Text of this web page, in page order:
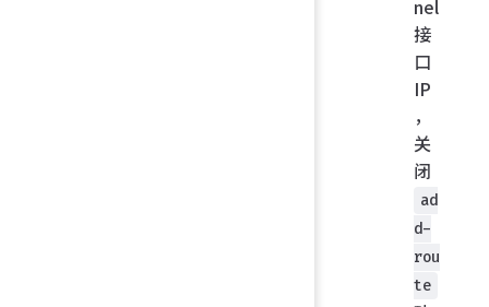
nel
接
口
IP
，
关
闭
ad
d-
rou
te